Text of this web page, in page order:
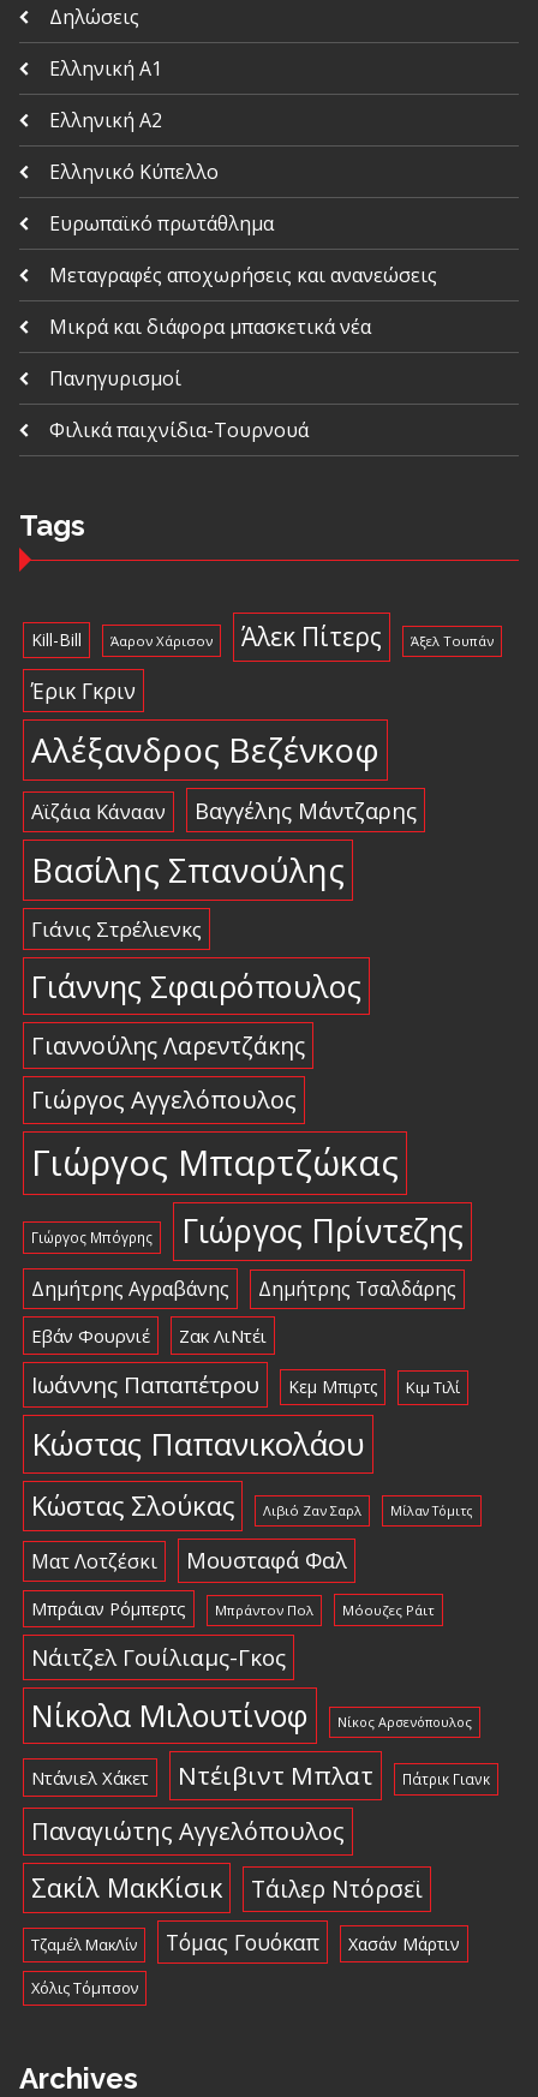
Δηλώσεις
Ελληνική Α1
Ελληνική Α2
Ελληνικό Κύπελλο
Ευρωπαϊκό πρωτάθλημα
Μεταγραφές αποχωρήσεις και ανανεώσεις
Μικρά και διάφορα μπασκετικά νέα
Πανηγυρισμοί
Φιλικά παιχνίδια-Τουρνουά
Tags
Kill-Bill Άαρον Χάρισον Άλεκ Πίτερς Άξελ Τουπάν
Έρικ Γκριν
Αλέξανδρος Βεζένκοφ
Αϊζάια Κάνααν Βαγγέλης Μάντζαρης
Βασίλης Σπανούλης
Γιάνις Στρέλιενκς
Γιάννης Σφαιρόπουλος
Γιαννούλης Λαρεντζάκης
Γιώργος Αγγελόπουλος
Γιώργος Μπαρτζώκας
Γιώργος Μπόγρης Γιώργος Πρίντεζης
Δημήτρης Αγραβάνης Δημήτρης Τσαλδάρης
Εβάν Φουρνιέ Ζακ ΛιΝτέι
Ιωάννης Παπαπέτρου Κεμ Μπιρτς Κιμ Τιλί
Κώστας Παπανικολάου
Κώστας Σλούκας Λιβιό Ζαν Σαρλ Μίλαν Τόμιτς
Ματ Λοτζέσκι Μουσταφά Φαλ
Μπράιαν Ρόμπερτς Μπράντον Πολ Μόουζες Ράιτ
Νάιτζελ Γουίλιαμς-Γκος
Νίκολα Μιλουτίνοφ Νίκος Αρσενόπουλος
Ντάνιελ Χάκετ Ντέιβιντ Μπλατ Πάτρικ Γιανκ
Παναγιώτης Αγγελόπουλος
Σακίλ ΜακΚίσικ Τάιλερ Ντόρσεϊ
Τζαμέλ ΜακΛίν Τόμας Γουόκαπ Χασάν Μάρτιν
Χόλις Τόμπσον
Archives